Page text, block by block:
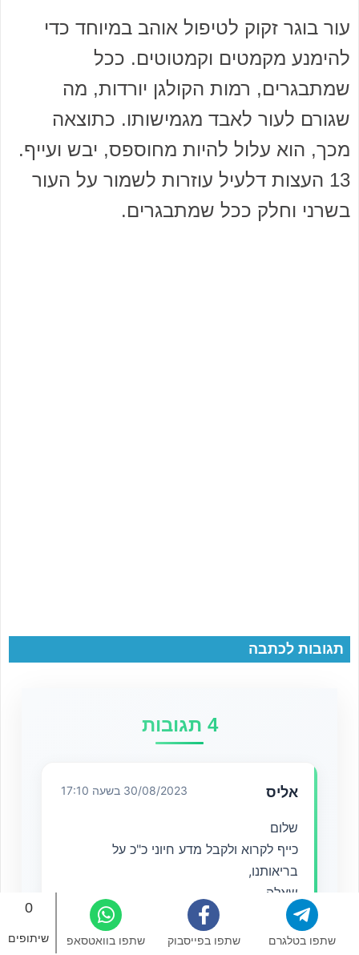
עור בוגר זקוק לטיפול אוהב במיוחד כדי
להימנע מקמטים וקמטוטים. ככל
שמתבגרים, רמות הקולגן יורדות, מה
שגורם לעור לאבד מגמישותו. כתוצאה
מכך, הוא עלול להיות מחוספס, יבש ועייף.
13 העצות דלעיל עוזרות לשמור על העור
בשרני וחלק ככל שמתבגרים.
0
שיתופים שתפו בוואטסאפ שתפו בפייסבוק שתפו בטלגרם
תגובות לכתבה
4 תגובות
אליס 30/08/2023 בשעה 17:10
שלום
כייף לקרוא ולקבל מדע חיוני כ"כ על
בריאותנו,
שאלה
האם צריכת קולגן יום יומית מועילה
לעור,לפנים,ושיער??